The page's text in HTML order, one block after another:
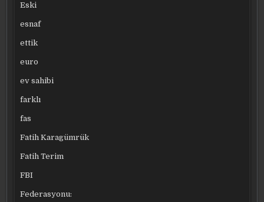
Eski
esnaf
ettik
euro
ev sahibi
farklı
fas
Fatih Karagümrük
Fatih Terim
FBI
Federasyonu: